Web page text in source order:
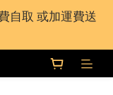
自取 或加運費送
自取 或加運費送
向未成年人(18歲